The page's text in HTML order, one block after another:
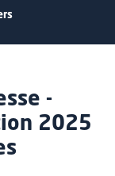
-
2025